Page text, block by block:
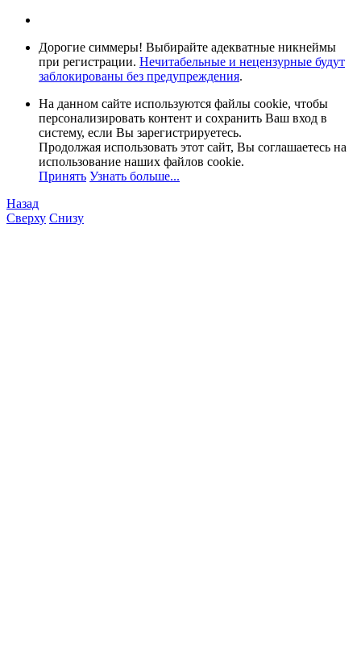
Дорогие симмеры! Выбирайте адекватные никнеймы
при регистрации. Нечитабельные и нецензурные будут
заблокированы без предупреждения.
На данном сайте используются файлы cookie, чтобы
персонализировать контент и сохранить Ваш вход в
систему, если Вы зарегистрируетесь.
Продолжая использовать этот сайт, Вы соглашаетесь на
использование наших файлов cookie.
Принять Узнать больше...
Назад
Сверху Снизу